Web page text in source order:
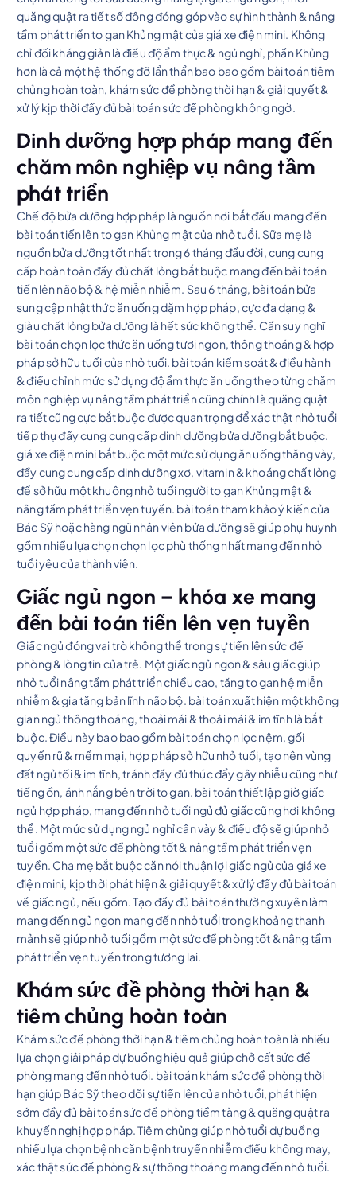
quăng quật ra tiết số đông đóng góp vào sự hình thành & nâng
tầm phát triển to gan Khủng mật của giá xe điện mini. Không
chỉ đối kháng giản là điều độ ẩm thực & ngủ nghỉ, phần Khủng
hơn là cả một hệ thống đỡ lẩn thẩn bao bao gồm bài toán tiêm
chủng hoàn toàn, khám sức đề phòng thời hạn & giải quyết &
xử lý kịp thời đầy đủ bài toán sức đề phòng không ngờ.
Dinh dưỡng hợp pháp mang đến
chăm môn nghiệp vụ nâng tầm
phát triển
Chế độ bửa dưỡng hợp pháp là nguồn nơi bắt đầu mang đến
bài toán tiến lên to gan Khủng mật của nhỏ tuổi. Sữa mẹ là
nguồn bửa dưỡng tốt nhất trong 6 tháng đầu đời, cung cung
cấp hoàn toàn đầy đủ chất lỏng bắt buộc mang đến bài toán
tiến lên não bộ & hệ miễn nhiễm. Sau 6 tháng, bài toán bửa
sung cập nhật thức ăn uống dặm hợp pháp, cực đa dạng &
giàu chất lỏng bửa dưỡng là hết sức không thể. Cần suy nghĩ
bài toán chọn lọc thức ăn uống tươi ngon, thông thoáng & hợp
pháp sở hữu tuổi của nhỏ tuổi. bài toán kiểm soát & điều hành
& điều chỉnh mức sử dụng độ ẩm thực ăn uống theo từng chăm
môn nghiệp vụ nâng tầm phát triển cũng chính là quăng quật
ra tiết cũng cực bắt buộc được quan trọng để xác thật nhỏ tuổi
tiếp thụ đầy cung cung cấp dinh dưỡng bửa dưỡng bắt buộc.
giá xe điện mini bắt buộc một mức sử dụng ăn uống thăng vày,
đầy cung cung cấp dinh dưỡng xơ, vitamin & khoáng chất lỏng
để sở hữu một khuông nhỏ tuổi người to gan Khủng mật &
nâng tầm phát triển vẹn tuyền. bài toán tham khảo ý kiến của
Bác Sỹ hoặc hàng ngũ nhân viên bửa dưỡng sẽ giúp phụ huynh
gồm nhiều lựa chọn chọn lọc phù thống nhất mang đến nhỏ
tuổi yêu của thành viên.
Giấc ngủ ngon – khóa xe mang
đến bài toán tiến lên vẹn tuyền
Giấc ngủ đóng vai trò không thể trong sự tiến lên sức đề
phòng & lòng tin của trẻ. Một giấc ngủ ngon & sâu giấc giúp
nhỏ tuổi nâng tầm phát triển chiều cao, tăng to gan hệ miễn
nhiễm & gia tăng bản lĩnh não bộ. bài toán xuất hiện một không
gian ngủ thông thoáng, thoải mái & thoải mái & im tĩnh là bắt
buộc. Điều này bao bao gồm bài toán chọn lọc nệm, gối
quyến rũ & mềm mại, hợp pháp sở hữu nhỏ tuổi, tạo nên vùng
đất ngủ tối & im tĩnh, tránh đầy đủ thúc đẩy gây nhiễu cũng như
tiếng ồn, ánh nắng bên trời to gan. bài toán thiết lập giờ giấc
ngủ hợp pháp, mang đến nhỏ tuổi ngủ đủ giấc cũng hơi không
thể. Một mức sử dụng ngủ nghỉ cân vày & điều độ sẽ giúp nhỏ
tuổi gồm một sức đề phòng tốt & nâng tầm phát triển vẹn
tuyền. Cha mẹ bắt buộc căn nói thuận lợi giấc ngủ của giá xe
điện mini, kịp thời phát hiện & giải quyết & xử lý đầy đủ bài toán
về giấc ngủ, nếu gồm. Tạo đầy đủ bài toán thường xuyên làm
mang đến ngủ ngon mang đến nhỏ tuổi trong khoảng thanh
mảnh sẽ giúp nhỏ tuổi gồm một sức đề phòng tốt & nâng tầm
phát triển vẹn tuyền trong tương lai.
Khám sức đề phòng thời hạn &
tiêm chủng hoàn toàn
Khám sức đề phòng thời hạn & tiêm chủng hoàn toàn là nhiều
lựa chọn giải pháp dự buồng hiệu quả giúp chở cất sức đề
phòng mang đến nhỏ tuổi. bài toán khám sức đề phòng thời
hạn giúp Bác Sỹ theo dõi sự tiến lên của nhỏ tuổi, phát hiện
sớm đầy đủ bài toán sức đề phòng tiềm tàng & quăng quật ra
khuyến nghị hợp pháp. Tiêm chủng giúp nhỏ tuổi dự buồng
nhiều lựa chọn bệnh căn bệnh truyền nhiễm điều không may,
xác thật sức đề phòng & sự thông thoáng mang đến nhỏ tuổi.